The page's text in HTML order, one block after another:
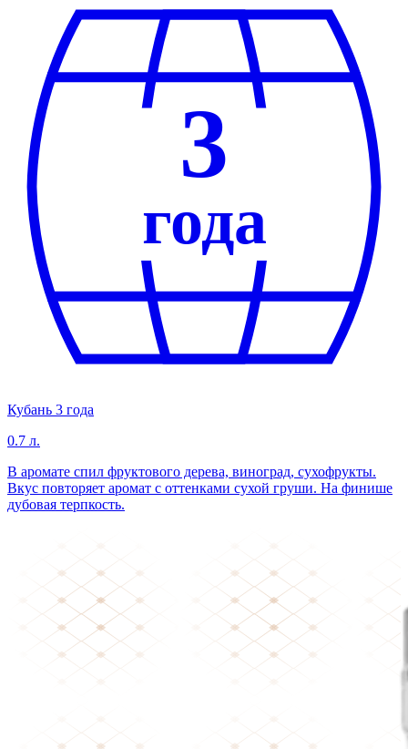
3
года
Кубань 3 года
0.7 л.
В аромате спил фруктового дерева, виноград, сухофрукты.
Вкус повторяет аромат с оттенками сухой груши. На финише
дубовая терпкость.